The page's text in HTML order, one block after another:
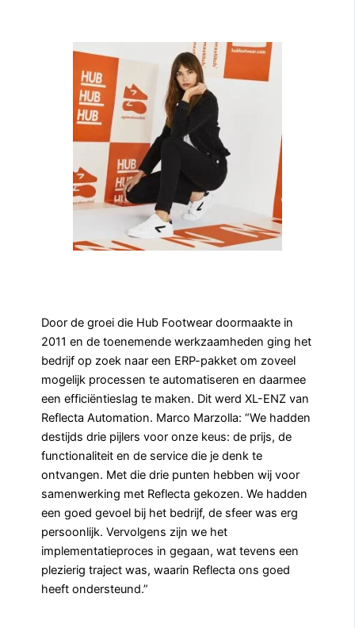
Door de groei die Hub Footwear doormaakte in
2011 en de toenemende werkzaamheden ging het
bedrijf op zoek naar een ERP-pakket om zoveel
mogelijk processen te automatiseren en daarmee
een efficiëntieslag te maken. Dit werd XL-ENZ van
Reflecta Automation. Marco Marzolla: “We hadden
destijds drie pijlers voor onze keus: de prijs, de
functionaliteit en de service die je denk te
ontvangen. Met die drie punten hebben wij voor
samenwerking met Reflecta gekozen. We hadden
een goed gevoel bij het bedrijf, de sfeer was erg
persoonlijk. Vervolgens zijn we het
implementatieproces in gegaan, wat tevens een
plezierig traject was, waarin Reflecta ons goed
heeft ondersteund.”